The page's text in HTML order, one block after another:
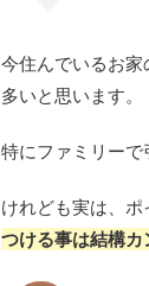
今住んでいるお
多いと思います。
特にファミリーで
けれども実は、
つける事は結構カ